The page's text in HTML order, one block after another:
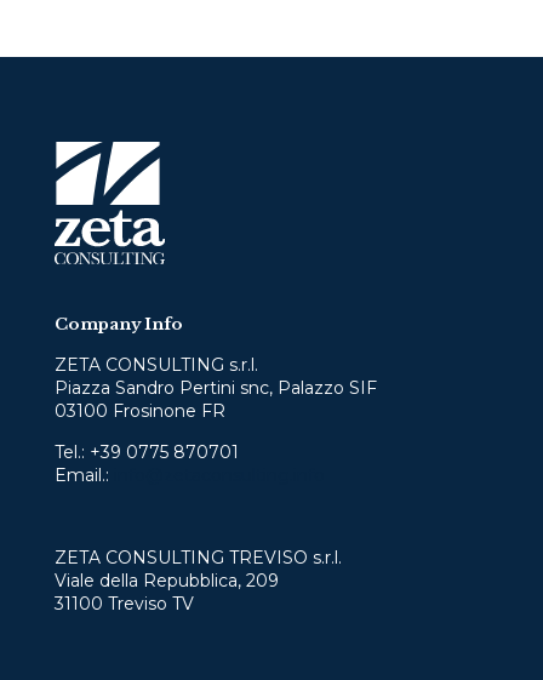
Company Info
ZETA CONSULTING s.r.l.
Piazza Sandro Pertini snc, Palazzo SIF
03100 Frosinone FR
Tel.: +39 0775 870701
Email.:
ZETA CONSULTING TREVISO s.r.l.
Viale della Repubblica, 209
31100 Treviso TV